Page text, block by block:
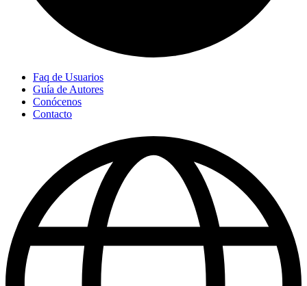
Faq de Usuarios
Guía de Autores
Conócenos
Contacto